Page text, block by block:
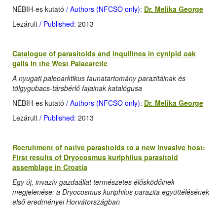
NÉBIH-es kutató / Authors (NFCSO only): Dr. Melika George
Lezárult / Published: 2013
Catalogue of parasitoids and inquilines in cynipid oak
galls in the West Palaearctic
A nyugati paleoarktikus faunatartomány parazitáinak és
tölgygubacs-társbérlő fajainak katalógusa
NÉBIH-es kutató / Authors (NFCSO only): Dr. Melika George
Lezárult / Published: 2013
Recruitment of native parasitoids to a new invasive host:
First results of Dryocosmus kuriphilus parasitoid
assemblage in Croatia
Egy új, invazív gazdaállat természetes élősködőinek
megjelenése: a Dryocosmus kuriphilus parazita együttélésének
első eredményei Horvátországban